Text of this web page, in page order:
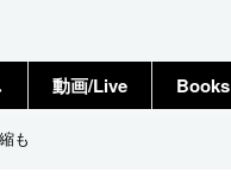
動画/Live Books
も